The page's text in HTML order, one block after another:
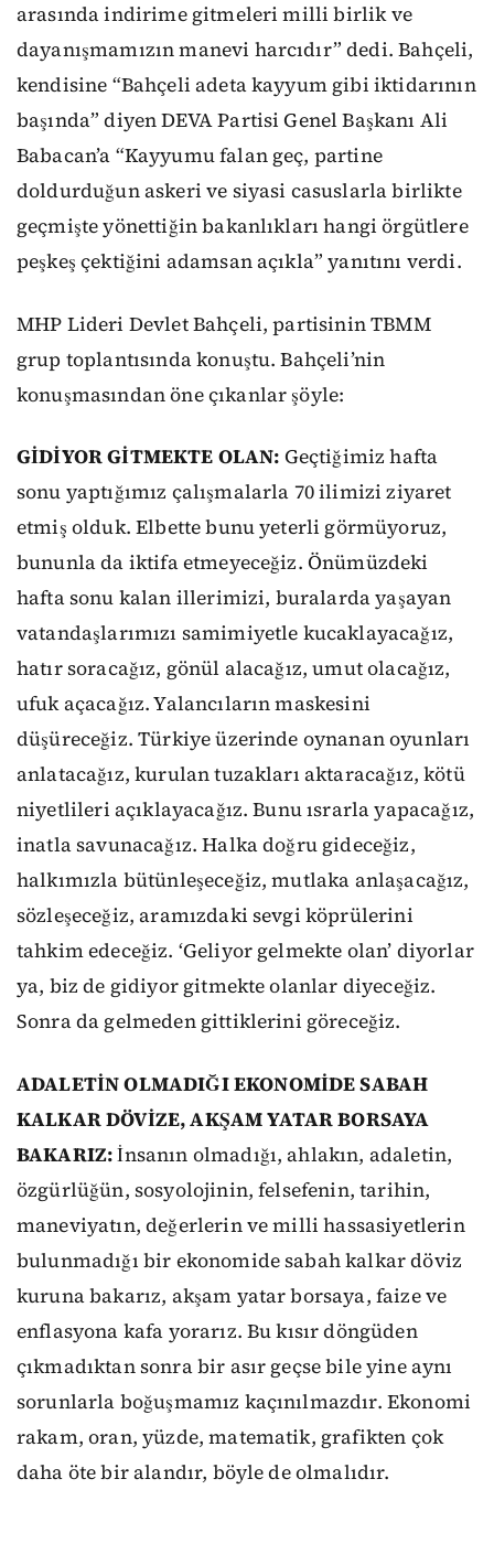
arasında indirime gitmeleri milli birlik ve
dayanışmamızın manevi harcıdır” dedi. Bahçeli,
kendisine “Bahçeli adeta kayyum gibi iktidarının
başında” diyen DEVA Partisi Genel Başkanı Ali
Babacan’a “Kayyumu falan geç, partine
doldurduğun askeri ve siyasi casuslarla birlikte
geçmişte yönettiğin bakanlıkları hangi örgütlere
peşkeş çektiğini adamsan açıkla” yanıtını verdi.
MHP Lideri Devlet Bahçeli, partisinin TBMM
grup toplantısında konuştu. Bahçeli’nin
konuşmasından öne çıkanlar şöyle:
GİDİYOR GİTMEKTE OLAN: Geçtiğimiz hafta
sonu yaptığımız çalışmalarla 70 ilimizi ziyaret
etmiş olduk. Elbette bunu yeterli görmüyoruz,
bununla da iktifa etmeyeceğiz. Önümüzdeki
hafta sonu kalan illerimizi, buralarda yaşayan
vatandaşlarımızı samimiyetle kucaklayacağız,
hatır soracağız, gönül alacağız, umut olacağız,
ufuk açacağız. Yalancıların maskesini
düşüreceğiz. Türkiye üzerinde oynanan oyunları
anlatacağız, kurulan tuzakları aktaracağız, kötü
niyetlileri açıklayacağız. Bunu ısrarla yapacağız,
inatla savunacağız. Halka doğru gideceğiz,
halkımızla bütünleşeceğiz, mutlaka anlaşacağız,
sözleşeceğiz, aramızdaki sevgi köprülerini
tahkim edeceğiz. ‘Geliyor gelmekte olan’ diyorlar
ya, biz de gidiyor gitmekte olanlar diyeceğiz.
Sonra da gelmeden gittiklerini göreceğiz.
ADALETİN OLMADIĞI EKONOMİDE SABAH
KALKAR DÖVİZE, AKŞAM YATAR BORSAYA
BAKARIZ:İnsanın olmadığı, ahlakın, adaletin,
özgürlüğün, sosyolojinin, felsefenin, tarihin,
maneviyatın, değerlerin ve milli hassasiyetlerin
bulunmadığı bir ekonomide sabah kalkar döviz
kuruna bakarız, akşam yatar borsaya, faize ve
enflasyona kafa yorarız. Bu kısır döngüden
çıkmadıktan sonra bir asır geçse bile yine aynı
sorunlarla boğuşmamız kaçınılmazdır. Ekonomi
rakam, oran, yüzde, matematik, grafikten çok
daha öte bir alandır, böyle de olmalıdır.